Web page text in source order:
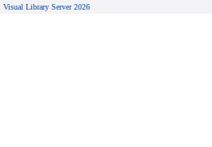
Visual Library Server 2026